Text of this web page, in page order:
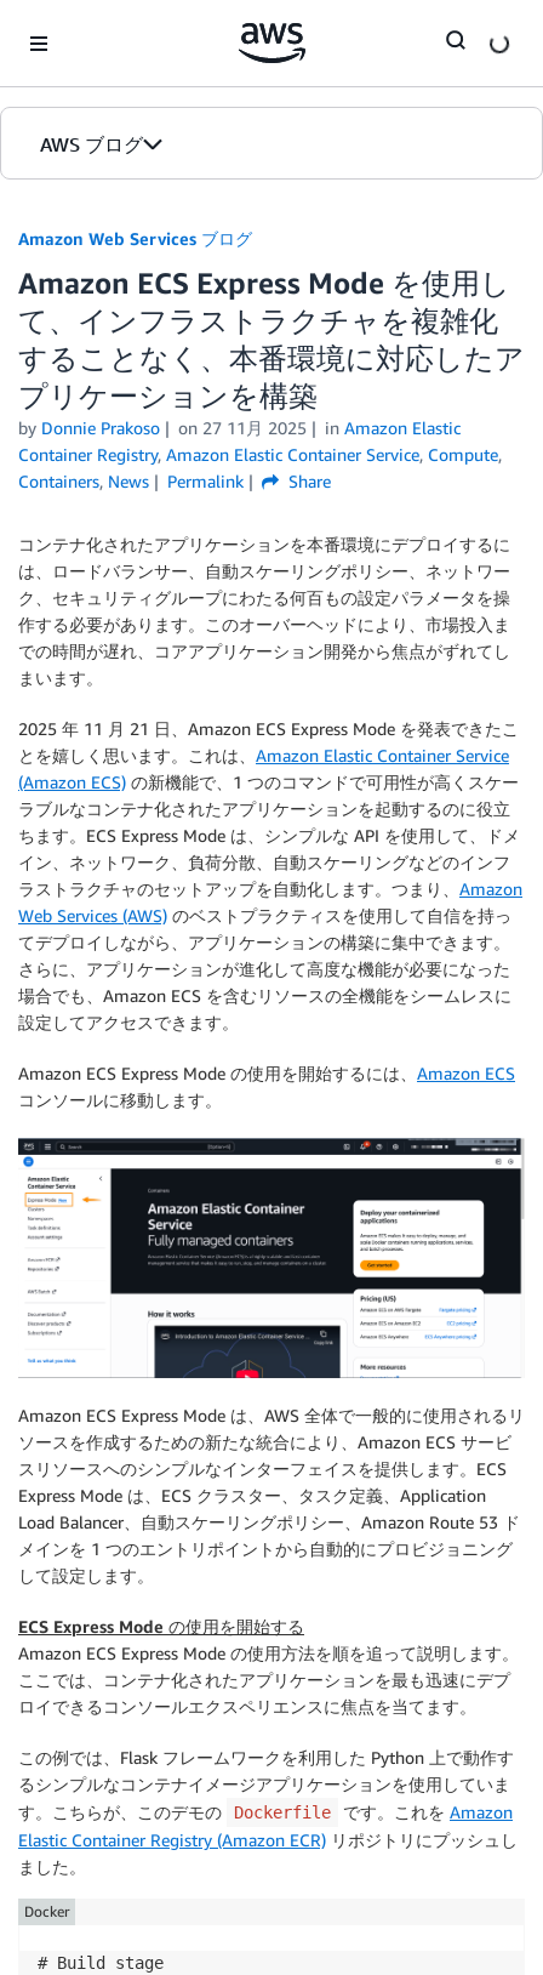
AWS ブログ
カテゴリ
エディション
Amazon Web Services ブログ
Amazon ECS Express Mode を使用し
て、インフラストラクチャを複雑化
することなく、本番環境に対応したア
プリケーションを構築
by Donnie Prakoso on 27 11月 2025 in Amazon Elastic
Container Registry, Amazon Elastic Container Service, Compute,
Containers, News Permalink Share
コンテナ化されたアプリケーションを本番環境にデプロイするに
は、ロードバランサー、自動スケーリングポリシー、ネットワー
ク、セキュリティグループにわたる何百もの設定パラメータを操
作する必要があります。このオーバーヘッドにより、市場投入ま
での時間が遅れ、コアアプリケーション開発から焦点がずれてし
まいます。
2025 年 11 月 21 日、Amazon ECS Express Mode を発表できたこ
とを嬉しく思います。これは、 Amazon Elastic Container Service
(Amazon ECS) の新機能で、1 つのコマンドで可用性が高くスケー
ラブルなコンテナ化されたアプリケーションを起動するのに役立
ちます。ECS Express Mode は、シンプルな API を使用して、ドメ
イン、ネットワーク、負荷分散、自動スケーリングなどのインフ
ラストラクチャのセットアップを自動化します。つまり、 Amazon
Web Services (AWS) のベストプラクティスを使用して自信を持っ
てデプロイしながら、アプリケーションの構築に集中できます。
さらに、アプリケーションが進化して高度な機能が必要になった
場合でも、Amazon ECS を含むリソースの全機能をシームレスに
設定してアクセスできます。
Amazon ECS Express Mode の使用を開始するには、 Amazon ECS
コンソールに移動します。
Amazon ECS Express Mode は、AWS 全体で一般的に使用されるリ
ソースを作成するための新たな統合により、Amazon ECS サービ
スリソースへのシンプルなインターフェイスを提供します。ECS
Express Mode は、ECS クラスター、タスク定義、Application
Load Balancer、自動スケーリングポリシー、Amazon Route 53 ド
メインを 1 つのエントリポイントから自動的にプロビジョニング
して設定します。
ECS Express Mode の使用を開始する
Amazon ECS Express Mode の使用方法を順を追って説明します。
ここでは、コンテナ化されたアプリケーションを最も迅速にデプ
ロイできるコンソールエクスペリエンスに焦点を当てます。
この例では、Flask フレームワークを利用した Python 上で動作す
るシンプルなコンテナイメージアプリケーションを使用していま
す。こちらが、このデモの
Dockerfile です。これを Amazon
Elastic Container Registry (Amazon ECR) リポジトリにプッシュし
ました。
# Build stage
Docker